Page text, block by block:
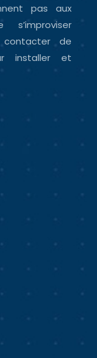
pas aux
de
installer et